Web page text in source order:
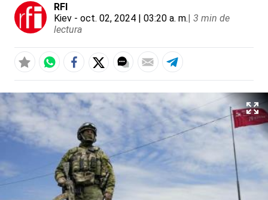
RFI
Kiev - oct. 02, 2024 | 03:20 a. m.| 3 min de
lectura